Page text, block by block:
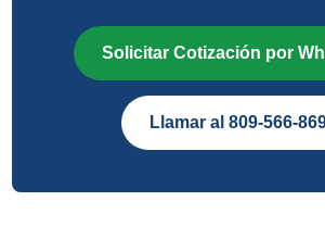
Solicitar Cotización por
Llamar al 809-566-